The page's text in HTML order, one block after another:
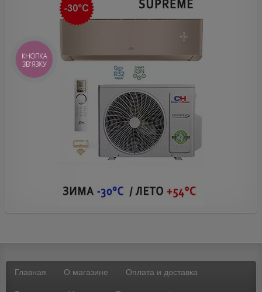
Главная О магазине Оплата и доставка
КНОПКА
ЗВ'ЯЗКУ